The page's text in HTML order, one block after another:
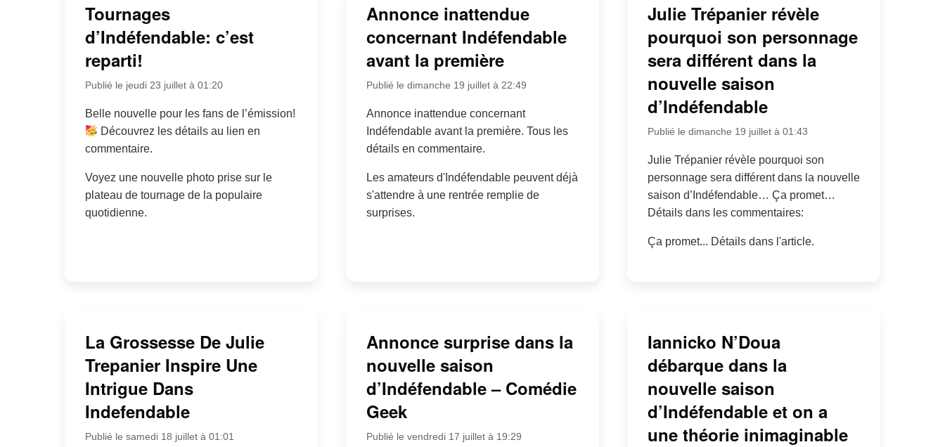
Tournages
d’Indéfendable: c’est
reparti!
Publié le jeudi 23 juillet à 01:20
Belle nouvelle pour les fans de l’émission!
Découvrez les détails au lien en
commentaire.
Voyez une nouvelle photo prise sur le
plateau de tournage de la populaire
quotidienne.
Annonce inattendue
concernant Indéfendable
avant la première
Publié le dimanche 19 juillet à 22:49
Annonce inattendue concernant
Indéfendable avant la première. Tous les
détails en commentaire.
Les amateurs d'Indéfendable peuvent déjà
s'attendre à une rentrée remplie de
surprises.
Julie Trépanier révèle
pourquoi son personnage
sera différent dans la
nouvelle saison
d’Indéfendable
Publié le dimanche 19 juillet à 01:43
Julie Trépanier révèle pourquoi son
personnage sera différent dans la nouvelle
saison d’Indéfendable… Ça promet…
Détails dans les commentaires:
Ça promet... Détails dans l'article.
La Grossesse De Julie
Trepanier Inspire Une
Intrigue Dans
Indefendable
Publié le samedi 18 juillet à 01:01
Annonce surprise dans la
nouvelle saison
d’Indéfendable – Comédie
Geek
Publié le vendredi 17 juillet à 19:29
Iannicko N’Doua
débarque dans la
nouvelle saison
d’Indéfendable et on a
une théorie inimaginable